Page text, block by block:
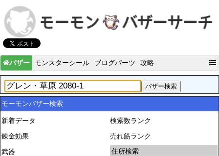
バザー モンスターシール ブログパーツ 攻略
モーモンバザー検索
新着データ
錬金効果
武器
検索数ランク
売れ筋ランク
住所検索